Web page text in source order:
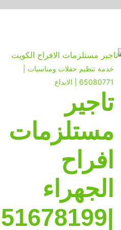
خدمة تنظيم حفلات ومناسبات |
65080771 | الابداع
تاجير
مستلزمات
افراح
الجهراء